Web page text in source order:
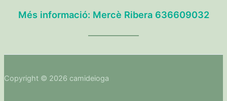
Més informació: Mercè Ribera 636609032
Copyright © 2026 camideioga